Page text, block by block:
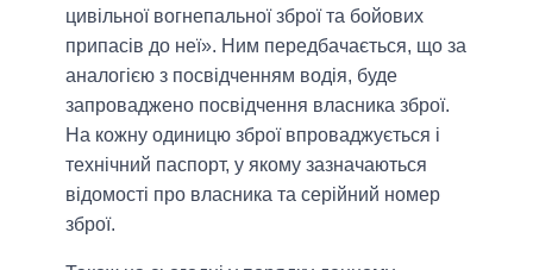
цивільної вогнепальної зброї та бойових
припасів до неї». Ним передбачається, що за
аналогією з посвідченням водія, буде
запроваджено посвідчення власника зброї.
На кожну одиницю зброї впроваджується і
технічний паспорт, у якому зазначаються
відомості про власника та серійний номер
зброї.